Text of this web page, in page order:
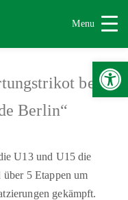
Menu
bei
Berlin“
U13 und U15 die
5 Etappen um
gekämpft.